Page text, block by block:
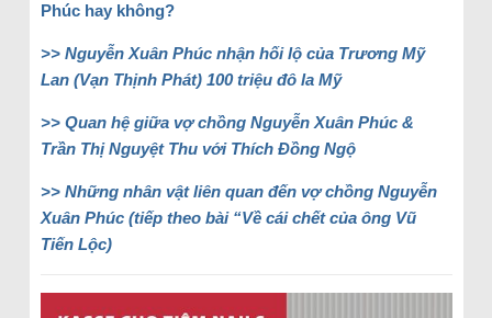
Phúc hay không?
>> Nguyễn Xuân Phúc nhận hối lộ của Trương Mỹ
Lan (Vạn Thịnh Phát) 100 triệu đô la Mỹ
>> Quan hệ giữa vợ chồng Nguyễn Xuân Phúc &
Trần Thị Nguyệt Thu với Thích Đồng Ngộ
>> Những nhân vật liên quan đến vợ chồng Nguyễn
Xuân Phúc (tiếp theo bài “Về cái chết của ông Vũ
Tiến Lộc)